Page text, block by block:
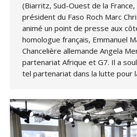
(Biarritz, Sud-Ouest de la
président du Faso Roch Marc
animé un point de presse aux
homologue français, Emmanuel
Chancelière allemande Angela
partenariat Afrique et G7. Il a
tel partenariat dans la lutte pour